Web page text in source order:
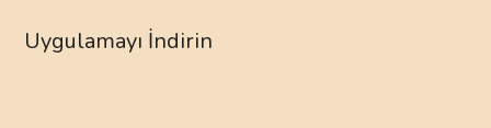
Uygulamayı İndirin